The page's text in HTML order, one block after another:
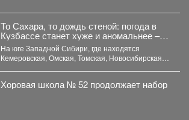
То Сахара, то дождь стеной: погода в
Кузбассе станет хуже и аномальнее –
причина
На юге Западной Сибири, где находятся
Кемеровская, Омская, Томская, Новосибирская
Хоровая школа № 52 продолжает набор